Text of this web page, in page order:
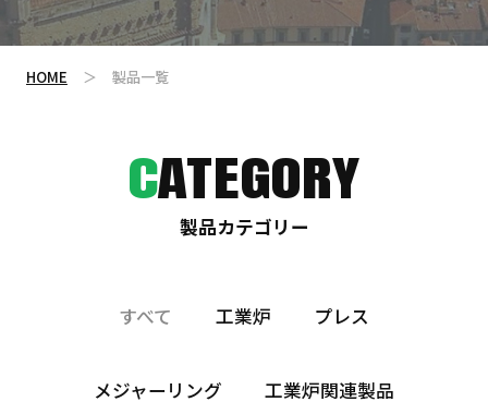
HOME ＞ 製品一覧
CATEGORY
製品カテゴリー
すべて 工業炉 プレス
メジャーリング 工業炉関連製品